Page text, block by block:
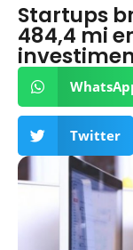
Startups
484,4 mi
Twitter